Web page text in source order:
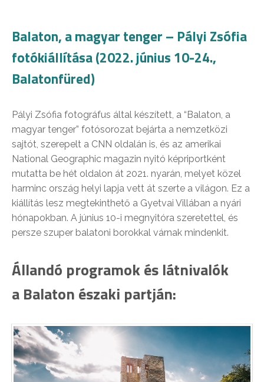
Balaton, a magyar tenger – Pályi Zsófia
fotókiállítása (2022. június 10-24.,
Balatonfüred)
Pályi Zsófia fotográfus által készített, a “Balaton, a
magyar tenger” fotósorozat bejárta a nemzetközi
sajtót, szerepelt a CNN oldalán is, és az amerikai
National Geographic magazin nyitó képriportként
mutatta be hét oldalon át 2021. nyarán, melyet közel
harminc ország helyi lapja vett át szerte a világon. Ez a
kiállítás lesz megtekinthető a Gyetvai Villában a nyári
hónapokban. A június 10-i megnyitóra szeretettel, és
persze szuper balatoni borokkal várnak mindenkit.
Állandó programok és látnivalók
a Balaton északi partján: